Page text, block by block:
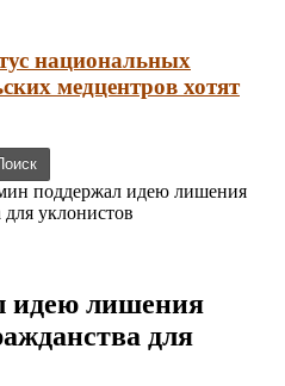
национальных
медцентров хотят
поддержал идею лишения
уклонистов
идею лишения
для